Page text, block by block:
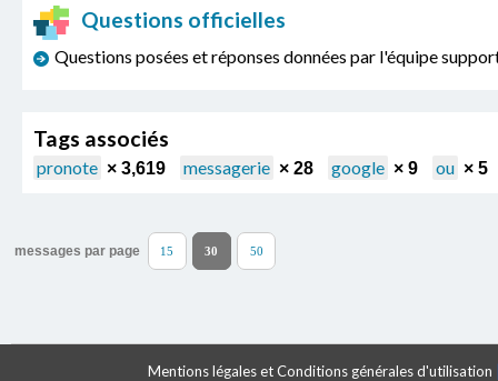
Questions officielles
Questions posées et réponses données par l'équipe
Tags associés
pronote × 3,619 messagerie × 28 google × 9 ou × 5
messages par page 15 30 50
Mentions légales et Conditions générales d'utilisation